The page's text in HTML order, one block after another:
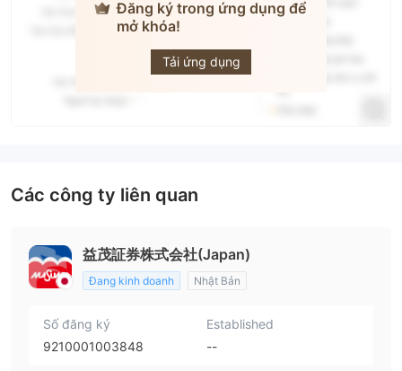
Đăng ký trong ứng dụng để
mở khóa!
Tải ứng dụng
Các công ty liên quan
益茂証券株式会社(Japan)
Đang kinh doanh Nhật Bản
Số đăng ký
9210001003848
Established
--